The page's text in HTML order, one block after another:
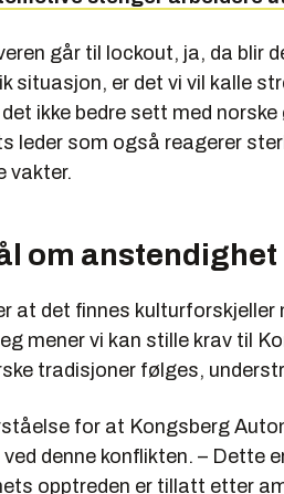
går til lockout, ja, da blir
situasjon, er det vi vil kalle
det ikke bedre sett med
leder som også reagerer
vakter.
om anstendighet
at det finnes
mener vi kan stille krav til
tradisjoner følges,
for at Kongsberg
denne konflikten. – Dette
opptreden er tillatt etter